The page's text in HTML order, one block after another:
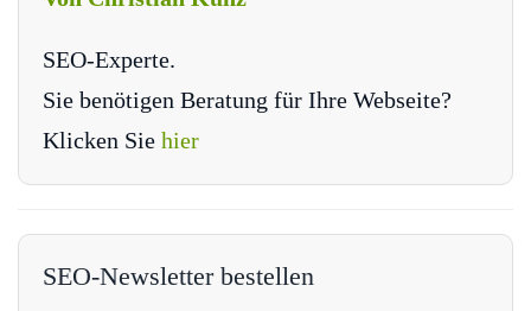
SEO-Experte.
Sie benötigen Beratung für Ihre Webseite?
Klicken Sie hier
SEO-Newsletter bestellen